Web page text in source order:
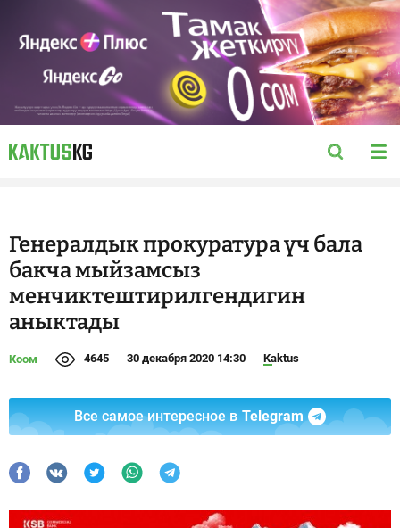
Генералдык прокуратура үч бала
бакча мыйзамсыз
менчиктештирилгендигин
аныктады
Коом 4645 30 декабря 2020 14:30 Kaktus
Все самое интересное в Telegram